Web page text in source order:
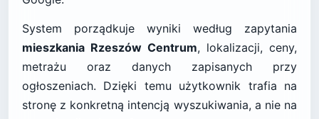
System porządkuje wyniki według zapytania
mieszkania Rzeszów Centrum, lokalizacji, ceny,
metrażu oraz danych zapisanych przy
ogłoszeniach. Dzięki temu użytkownik trafia na
stronę z konkretną intencją wyszukiwania, a nie na